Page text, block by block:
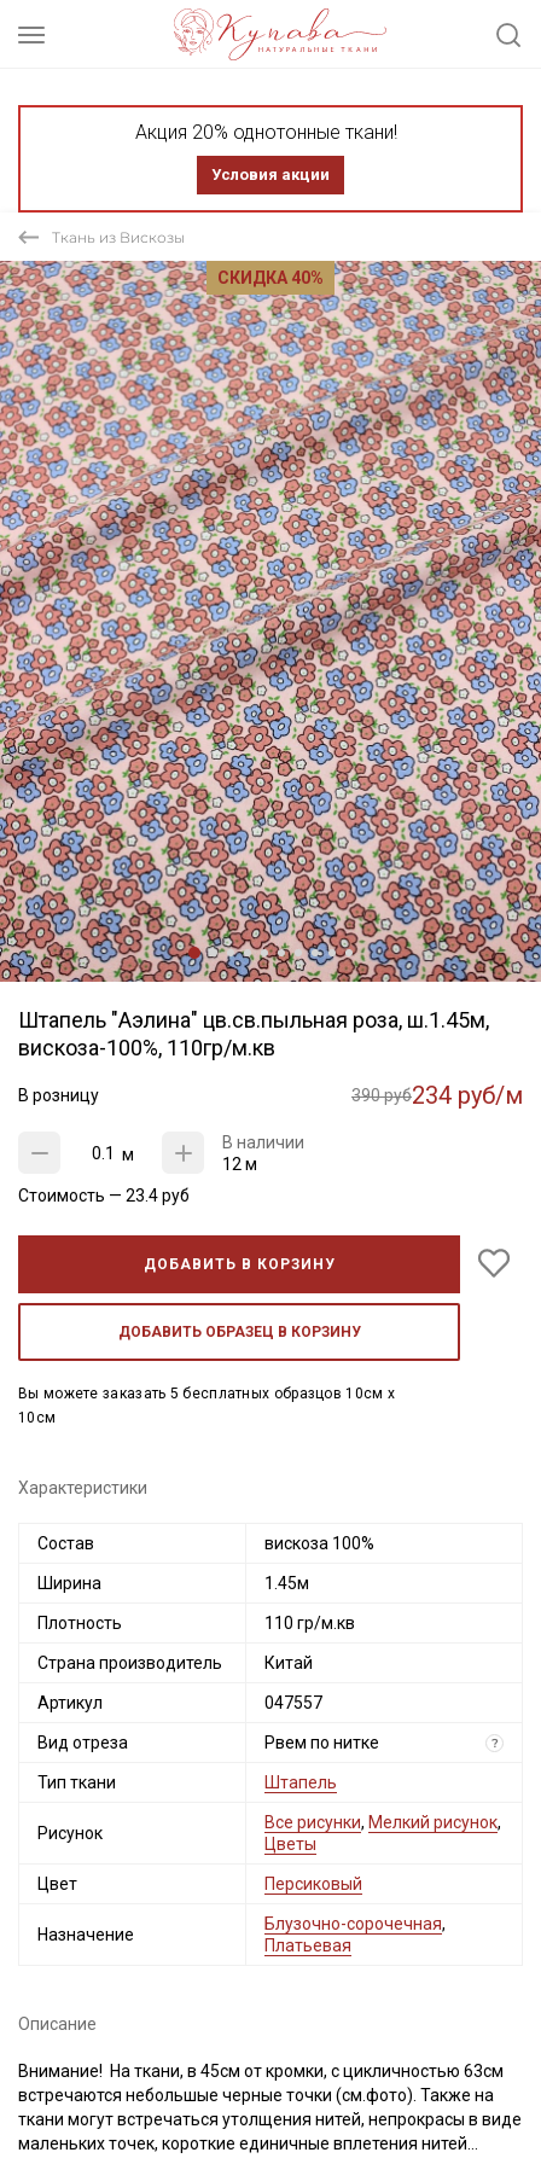
Акция 20% однотонные ткани!
Условия акции
Ткань из Вискозы
СКИДКА 40%
Штапель "Аэлина" цв.св.пыльная роза, ш.1.45м,
вискоза-100%, 110гр/м.кв
В розницу 390 руб234 руб/м
м
В наличии
12 м
Стоимость — 23.4руб
ДОБАВИТЬ В КОРЗИНУ
ДОБАВИТЬ ОБРАЗЕЦ В КОРЗИНУ
Вы можете заказать 5 бесплатных образцов 10см x
10см
Характеристики
Состав вискоза 100%
Ширина 1.45м
Плотность 110 гр/м.кв
Страна производитель Китай
Артикул 047557
Вид отреза Рвем по нитке ?
Тип ткани Штапель
Рисунок
Все рисунки, Мелкий рисунок,
Цветы
Цвет Персиковый
Назначение
Блузочно-сорочечная,
Платьевая
Описание
Внимание! На ткани, в 45см от кромки, с цикличностью 63см
встречаются небольшые черные точки (см.фото). Также на
ткани могут встречаться утолщения нитей, непрокрасы в виде
маленьких точек, короткие единичные вплетения нитей